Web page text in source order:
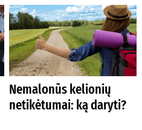
Nemalonūs kelionių
netikėtumai: ką daryti?